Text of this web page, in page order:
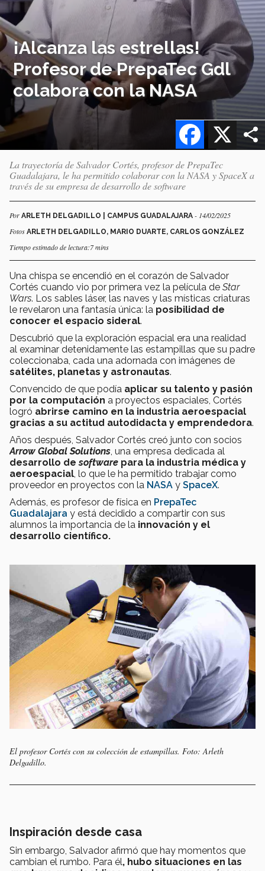
¡Alcanza las estrellas!
Profesor de PrepaTec Gdl
colabora con la NASA
X
Facebook
La trayectoría de Salvador Cortés, profesor de PrepaTec
Guadalajara, le ha permitido colaborar con la NASA y SpaceX a
través de su empresa de desarrollo de software
Por ARLETH DELGADILLO | CAMPUS GUADALAJARA - 14/02/2025
Fotos ARLETH DELGADILLO, MARIO DUARTE, CARLOS GONZÁLEZ
Tiempo estimado de lectura:7 mins
Una chispa se encendió en el corazón de Salvador
Cortés cuando vio por primera vez la película de Star
Wars. Los sables láser, las naves y las místicas criaturas
le revelaron una fantasía única: la posibilidad de
conocer el espacio sideral.
Descubrió que la exploración espacial era una realidad
al examinar detenidamente las estampillas que su padre
coleccionaba, cada una adornada con imágenes de
satélites, planetas y astronautas.
Convencido de que podía aplicar su talento y pasión
por la computación a proyectos espaciales, Cortés
logró abrirse camino en la industria aeroespacial
gracias a su actitud autodidacta y emprendedora.
Años después, Salvador Cortés creó junto con socios
Arrow Global Solutions , una empresa dedicada al
desarrollo desoftware para la industria médica y
aeroespacial , lo que le ha permitido trabajar como
proveedor en proyectos con la NASA y SpaceX.
Además, es profesor de física en PrepaTec
Guadalajara y está decidido a compartir con sus
alumnos la importancia de la innovación y el
desarrollo científico.
El profesor Cortés con su colección de estampillas. Foto: Arleth
Delgadillo.
Inspiración desde casa
Sin embargo, Salvador afirmó que hay momentos que
cambian el rumbo. Para él, hubo situaciones en las